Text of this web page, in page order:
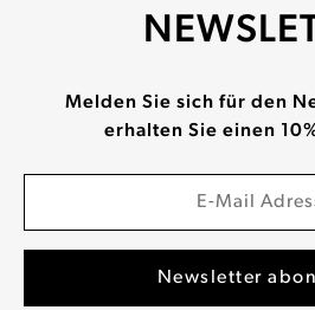
Melden Sie sich für den
erhalten Sie einen